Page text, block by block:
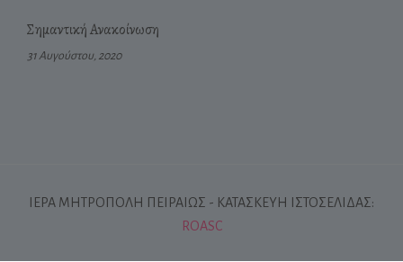
Σημαντική Ανακοίνωση
31 Αυγούστου, 2020
ΙΕΡΑ ΜΗΤΡΟΠΟΛΗ ΠΕΙΡΑΙΩΣ - ΚΑΤΑΣΚΕΥΗ ΙΣΤΟΣΕΛΙΔΑΣ:
ROASC